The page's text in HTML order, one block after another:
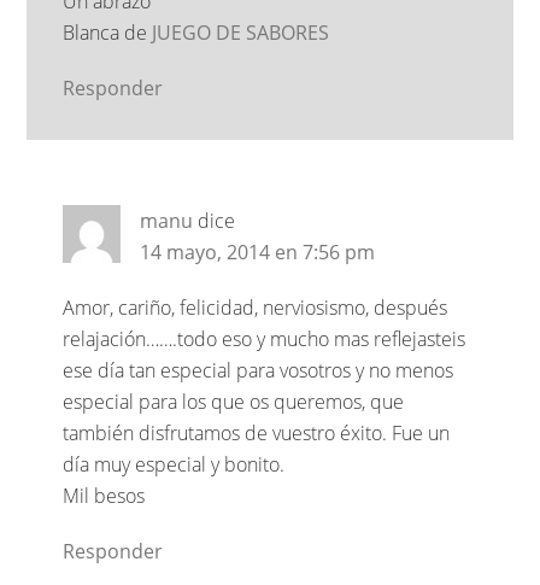
Blanca de JUEGO DE SABORES
Responder
manu dice
14 mayo, 2014 en 7:56 pm
Amor, cariño, felicidad, nerviosismo, después
relajación…….todo eso y mucho mas reflejasteis
ese día tan especial para vosotros y no menos
especial para los que os queremos, que
también disfrutamos de vuestro éxito. Fue un
día muy especial y bonito.
Mil besos
Responder